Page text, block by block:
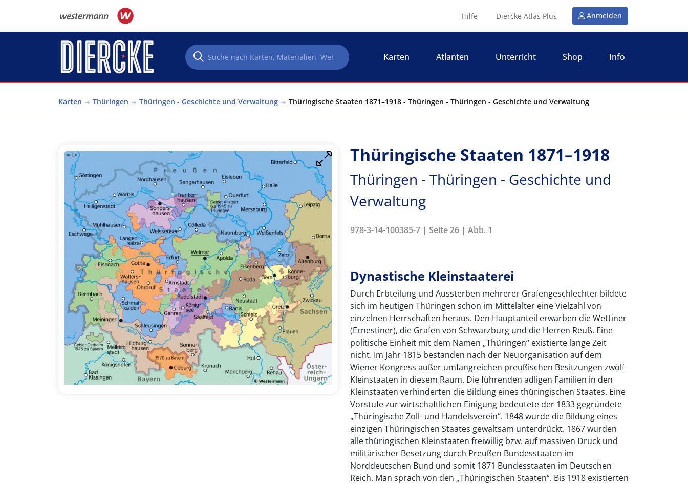
Hilfe Diercke Atlas Plus Anmelden
Karten Atlanten Unterricht Shop Info
Karten Thüringen Thüringen - Geschichte und Verwaltung Thüringische Staaten 1871–1918 - Thüringen - Thüringen - Geschichte und Verwaltung
Thüringische Staaten 1871–1918
Thüringen - Thüringen - Geschichte und
Verwaltung
978-3-14-100385-7 | Seite 26 | Abb. 1
Dynastische Kleinstaaterei
Durch Erbteilung und Aussterben mehrerer Grafengeschlechter bildete
sich im heutigen Thüringen schon im Mittelalter eine Vielzahl von
einzelnen Herrschaften heraus. Den Hauptanteil erwarben die Wettiner
(Ernestiner), die Grafen von Schwarzburg und die Herren Reuß. Eine
politische Einheit mit dem Namen „Thüringen“ existierte lange Zeit
nicht. Im Jahr 1815 bestanden nach der Neuorganisation auf dem
Wiener Kongress außer umfangreichen preußischen Besitzungen zwölf
Kleinstaaten in diesem Raum. Die führenden adligen Familien in den
Kleinstaaten verhinderten die Bildung eines thüringischen Staates. Eine
Vorstufe zur wirtschaftlichen Einigung bedeutete der 1833 gegründete
„Thüringische Zoll- und Handelsverein“. 1848 wurde die Bildung eines
einzigen Thüringischen Staates gewaltsam unterdrückt. 1867 wurden
alle thüringischen Kleinstaaten freiwillig bzw. auf massiven Druck und
militärischer Besetzung durch Preußen Bundesstaaten im
Norddeutschen Bund und somit 1871 Bundesstaaten im Deutschen
Reich. Man sprach von den „Thüringischen Staaten“. Bis 1918 existierten